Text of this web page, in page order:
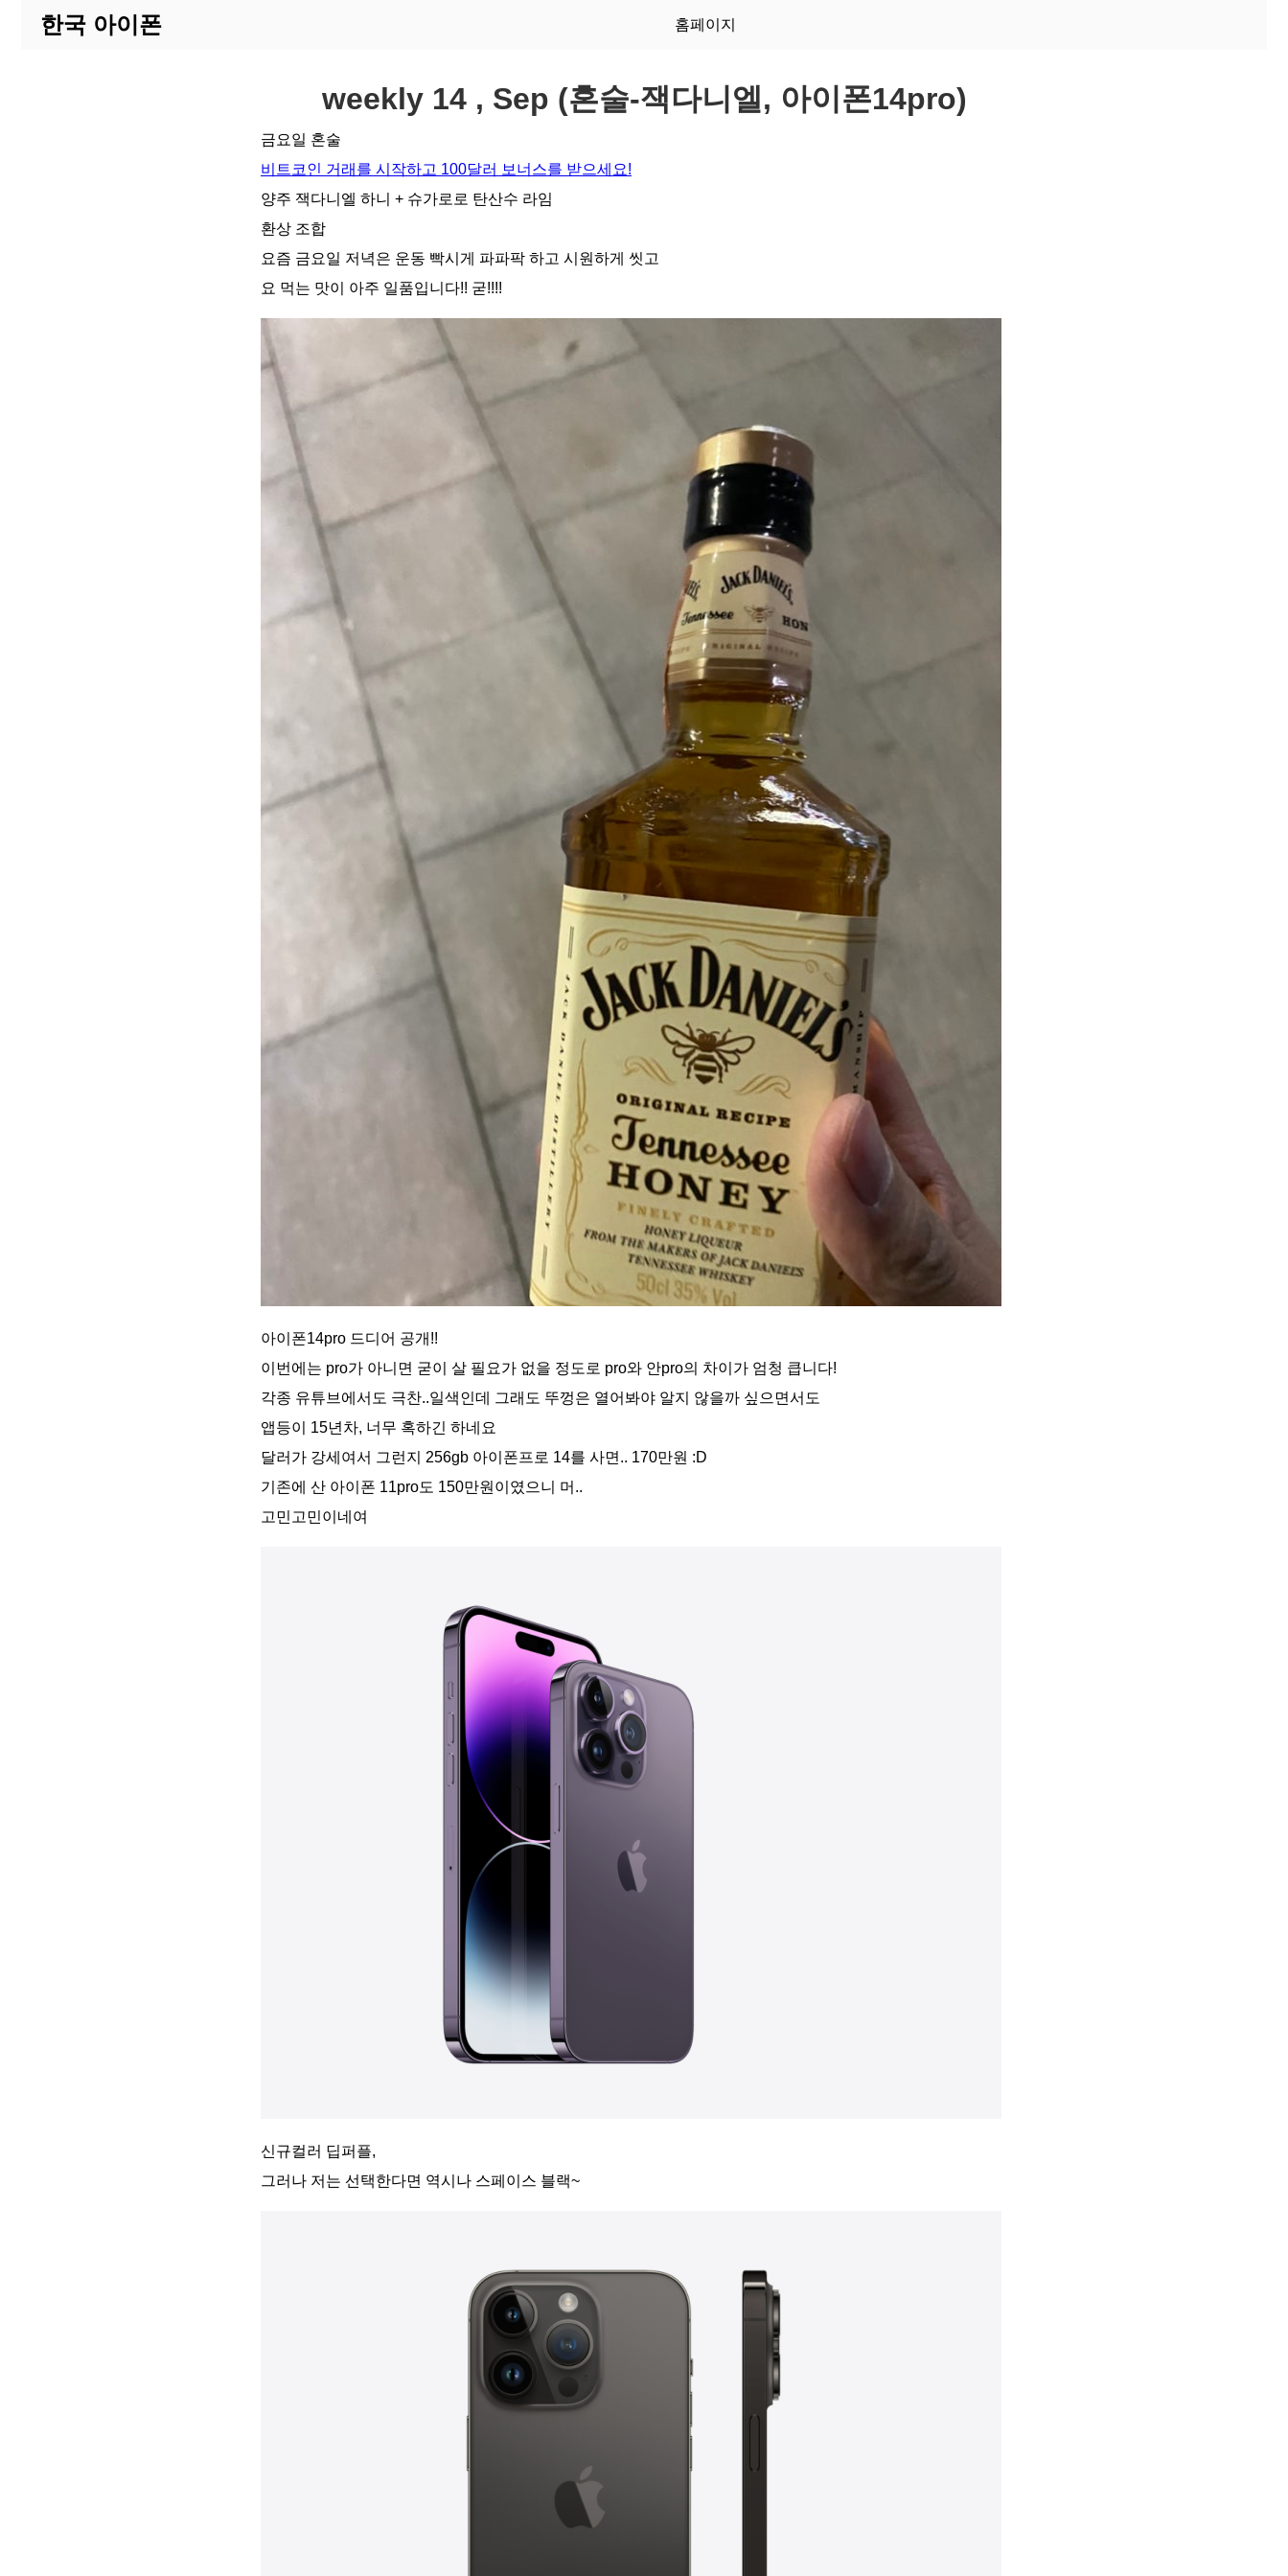
한국 아이폰 홈페이지
weekly 14 , Sep (혼술-잭다니엘, 아이폰14pro)
금요일 혼술
비트코인 거래를 시작하고 100달러 보너스를 받으세요!
양주 잭다니엘 하니 + 슈가로로 탄산수 라임
환상 조합
요즘 금요일 저녁은 운동 빡시게 파파팍 하고 시원하게 씻고
요 먹는 맛이 아주 일품입니다!! 굳!!!!
아이폰14pro 드디어 공개!!
이번에는 pro가 아니면 굳이 살 필요가 없을 정도로 pro와 안pro의 차이가 엄청 큽니다!
각종 유튜브에서도 극찬..일색인데 그래도 뚜껑은 열어봐야 알지 않을까 싶으면서도
앱등이 15년차, 너무 혹하긴 하네요
달러가 강세여서 그런지 256gb 아이폰프로 14를 사면.. 170만원 :D
기존에 산 아이폰 11pro도 150만원이였으니 머..
고민고민이네여
신규컬러 딥퍼플,
그러나 저는 선택한다면 역시나 스페이스 블랙~